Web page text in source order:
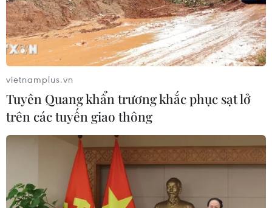
vietnamplus.vn
Tuyên Quang khẩn trương khắc phục sạt lở
trên các tuyến giao thông